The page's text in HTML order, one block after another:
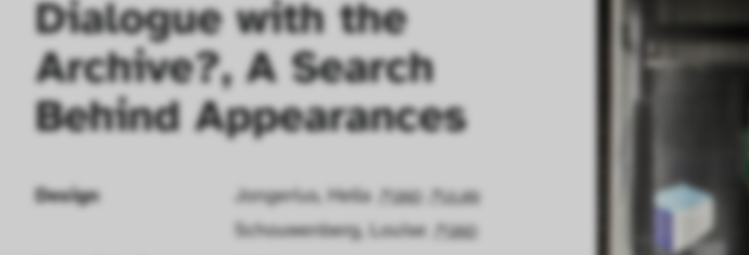
Dialogue with the
Archive?, A Search
Behind Appearances
Design Jongerius, Hella GND ULAN
Schouwenberg, Louise GND